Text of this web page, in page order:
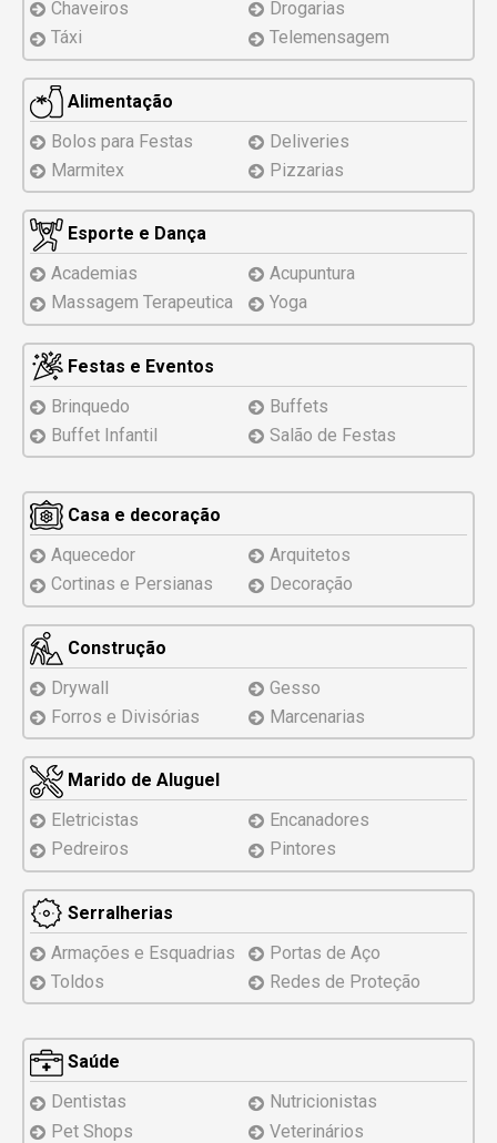
Chaveiros
Drogarias
Táxi
Telemensagem
Alimentação
Bolos para Festas
Deliveries
Marmitex
Pizzarias
Esporte e Dança
Academias
Acupuntura
Massagem Terapeutica
Yoga
Festas e Eventos
Brinquedo
Buffets
Buffet Infantil
Salão de Festas
Casa e decoração
Aquecedor
Arquitetos
Cortinas e Persianas
Decoração
Construção
Drywall
Gesso
Forros e Divisórias
Marcenarias
Marido de Aluguel
Eletricistas
Encanadores
Pedreiros
Pintores
Serralherias
Armações e Esquadrias
Portas de Aço
Toldos
Redes de Proteção
Saúde
Dentistas
Nutricionistas
Pet Shops
Veterinários